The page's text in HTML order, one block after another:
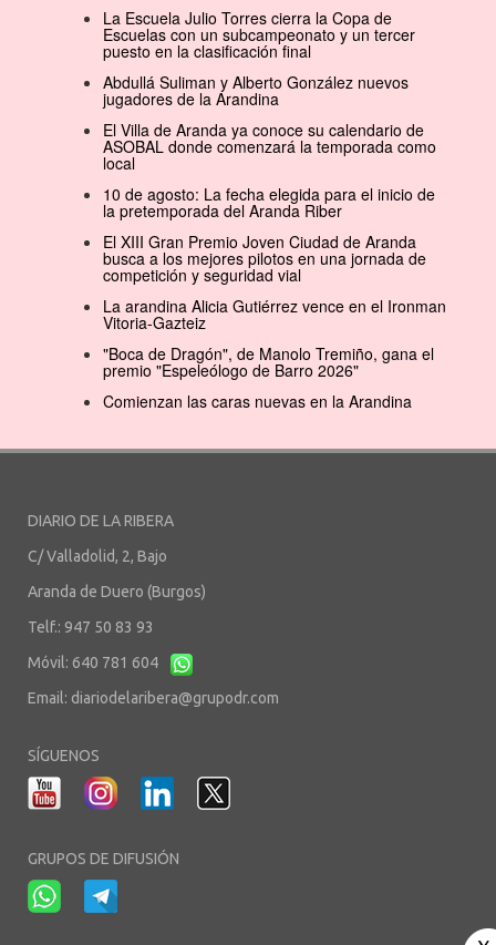
La Escuela Julio Torres cierra la Copa de
Escuelas con un subcampeonato y un tercer
puesto en la clasificación final
Abdullá Suliman y Alberto González nuevos
jugadores de la Arandina
El Villa de Aranda ya conoce su calendario de
ASOBAL donde comenzará la temporada como
local
10 de agosto: La fecha elegida para el inicio de
la pretemporada del Aranda Riber
El XIII Gran Premio Joven Ciudad de Aranda
busca a los mejores pilotos en una jornada de
competición y seguridad vial
La arandina Alicia Gutiérrez vence en el Ironman
Vitoria-Gazteiz
"Boca de Dragón", de Manolo Tremiño, gana el
premio "Espeleólogo de Barro 2026"
Comienzan las caras nuevas en la Arandina
DIARIO DE LA RIBERA
C/ Valladolid, 2, Bajo
Aranda de Duero (Burgos)
Telf.: 947 50 83 93
Móvil: 640 781 604
Email: diariodelaribera@grupodr.com
SÍGUENOS
GRUPOS DE DIFUSIÓN